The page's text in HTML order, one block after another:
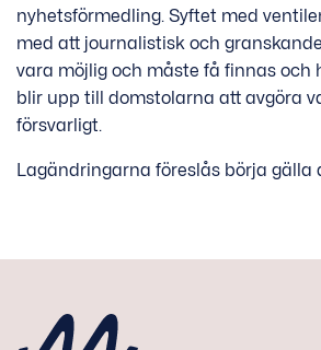
nyhetsförmedling. Syftet med
med att journalistisk och
vara möjlig och måste få finnas och
blir upp till domstolarna att avgöra
försvarligt.
Lagändringarna föreslås börja gälla